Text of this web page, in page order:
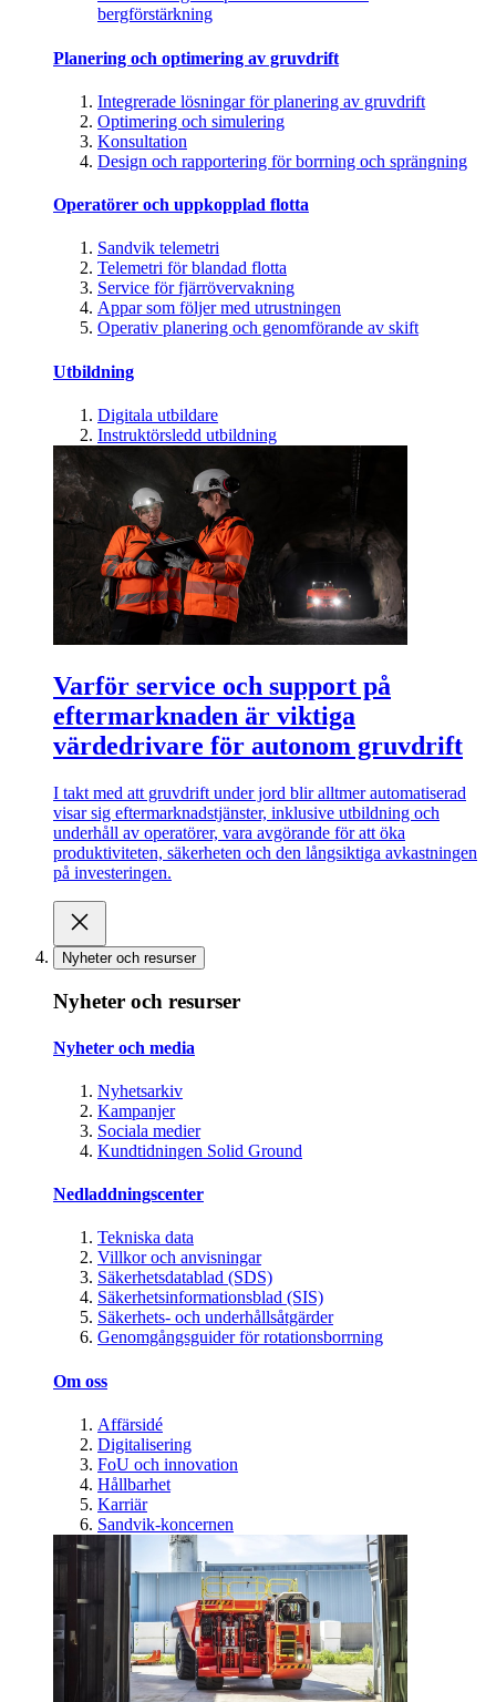
bergförstärkning
Planering och optimering av gruvdrift
Integrerade lösningar för planering av gruvdrift
Optimering och simulering
Konsultation
Design och rapportering för borrning och sprängning
Operatörer och uppkopplad flotta
Sandvik telemetri
Telemetri för blandad flotta
Service för fjärrövervakning
Appar som följer med utrustningen
Operativ planering och genomförande av skift
Utbildning
Digitala utbildare
Instruktörsledd utbildning
Varför service och support på
eftermarknaden är viktiga
värdedrivare för autonom gruvdrift
I takt med att gruvdrift under jord blir alltmer automatiserad
visar sig eftermarknadstjänster, inklusive utbildning och
underhåll av operatörer, vara avgörande för att öka
produktiviteten, säkerheten och den långsiktiga avkastningen
på investeringen.
Nyheter och resurser
Nyheter och resurser
Nyheter och media
Nyhetsarkiv
Kampanjer
Sociala medier
Kundtidningen Solid Ground
Nedladdningscenter
Tekniska data
Villkor och anvisningar
Säkerhetsdatablad (SDS)
Säkerhetsinformationsblad (SIS)
Säkerhets- och underhållsåtgärder
Genomgångsguider för rotationsborrning
Om oss
Affärsidé
Digitalisering
FoU och innovation
Hållbarhet
Karriär
Sandvik-koncernen